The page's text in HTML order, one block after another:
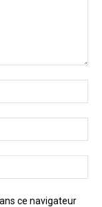
ce navigateur